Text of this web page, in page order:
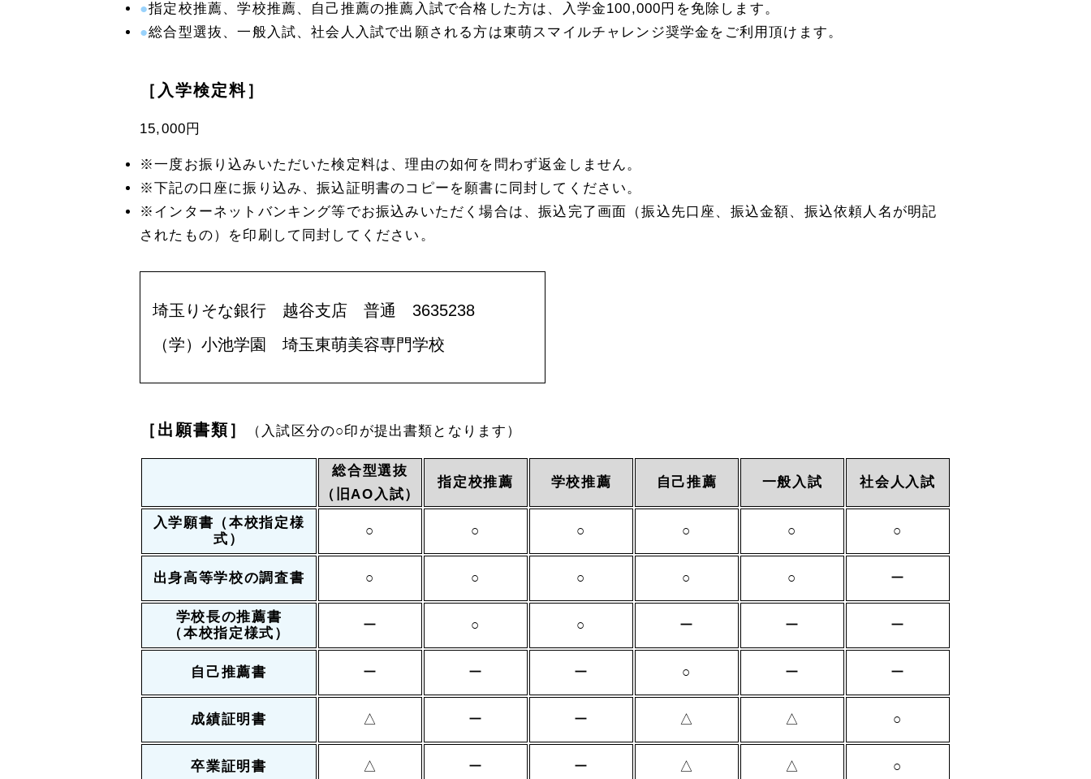
指定校推薦、学校推薦、自己推薦の推薦入試で合格した方は、入学金100,000円を免除します。
総合型選抜、一般入試、社会人入試で出願される方は東萌スマイルチャレンジ奨学金をご利用頂けます。
［入学検定料］
15,000円
※一度お振り込みいただいた検定料は、理由の如何を問わず返金しません。
※下記の口座に振り込み、振込証明書のコピーを願書に同封してください。
※インターネットバンキング等でお振込みいただく場合は、振込完了画面（振込先口座、振込金額、振込依頼人名が明記
されたもの）を印刷して同封してください。
埼玉りそな銀行 越谷支店 普通 3635238
（学）小池学園 埼玉東萌美容専門学校
［出願書類］ （入試区分の○印が提出書類となります）
総合型選抜
（旧AO入試）
指定校推薦 学校推薦 自己推薦 一般入試 社会人入試
入学願書（本校指定様
式）
○ ○ ○ ○ ○ ○
出身高等学校の調査書 ○ ○ ○ ○ ○ ー
学校長の推薦書
（本校指定様式）
ー ○ ○ ー ー ー
自己推薦書 ー ー ー ○ ー ー
成績証明書 △ ー ー △ △ ○
卒業証明書 △ ー ー △ △ ○